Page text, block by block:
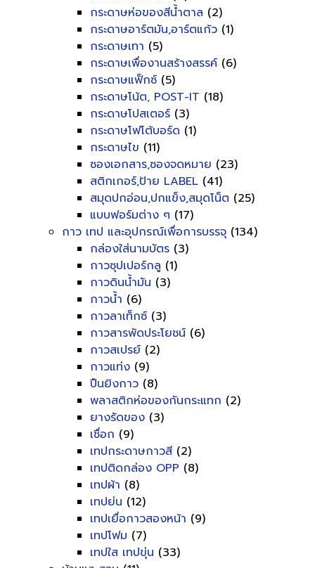
กระดาษห่อของสีน้ำตาล (2)
กระดาษอาร์ตมัน,อาร์ตแก้ว (1)
กระดาษเทา (5)
กระดาษเพื่องานสร้างสรรค์ (6)
กระดาษแฟ็กซ์ (5)
กระดาษโน้ต, POST-IT (18)
กระดาษโปสเตอร์ (3)
กระดาษโฟโต้บอร์ด (1)
กระดาษไข (11)
ซองเอกสาร,ซองจดหมาย (23)
สติกเกอร์,ป้าย LABEL (41)
สมุดปกอ่อน,ปกแข็ง,สมุดโน็ต (25)
แบบฟอร์มต่าง ๆ (17)
กาว เทป และอุปกรณ์เพื่อการบรรจุ (134)
กล่องใส่นามบัตร (3)
กาวซุปเปอร์กลู (1)
กาวดินน้ำมัน (3)
กาวน้ำ (6)
กาวลาเท็กซ์ (3)
กาวสารพัดประโยชน์ (6)
กาวสเปรย์ (2)
กาวแท่ง (9)
ปืนยิงกาว (8)
พลาสติกห่อของกันกระแทก (2)
ยางรัดของ (3)
เชื่อก (9)
เทปกระดาษกาวสี (2)
เทปติดกล่อง OPP (8)
เทปผ้า (8)
เทปย่น (12)
เทปเยื่อกาวสองหน้า (9)
เทปโฟม (7)
เทปใส เทปขุ่น (33)